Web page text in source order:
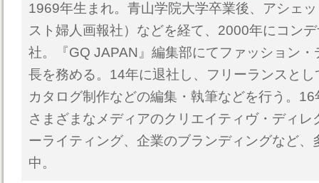
1969年生まれ。青山学院大学卒業後、アシェ
スト婦人画報社）などを経て、2000年にコン
社。『GQ JAPAN』編集部にてファッション
長を務める。14年に退社し、フリーランスと
カタログ制作などの編集・執筆などを行う。
さまざまなメディアのクリエイティヴ・ディレ
ーライティング、企業のブランディングなど、
中。